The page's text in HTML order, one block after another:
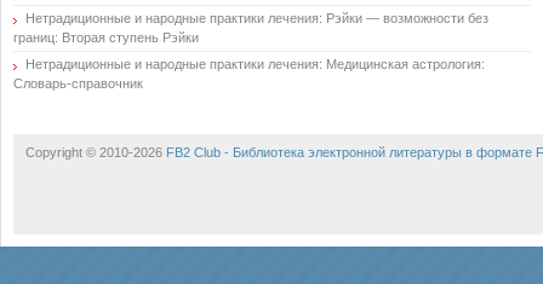
Нетрадиционные и народные практики лечения: Рэйки — возможности без
границ: Вторая ступень Рэйки
Нетрадиционные и народные практики лечения: Медицинская астрология:
Словарь-справочник
Copyright © 2010-2026 FB2 Club - Библиотека электронной литературы в формате